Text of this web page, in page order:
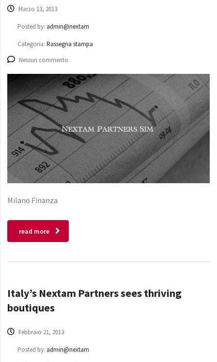
Marzo 13, 2013
Posted by: admin@nextam
Categoria: Rassegna stampa
Nessun commento
Milano Finanza
read more
Italy’s Nextam Partners sees thriving
boutiques
Febbraio 21, 2013
Posted by: admin@nextam